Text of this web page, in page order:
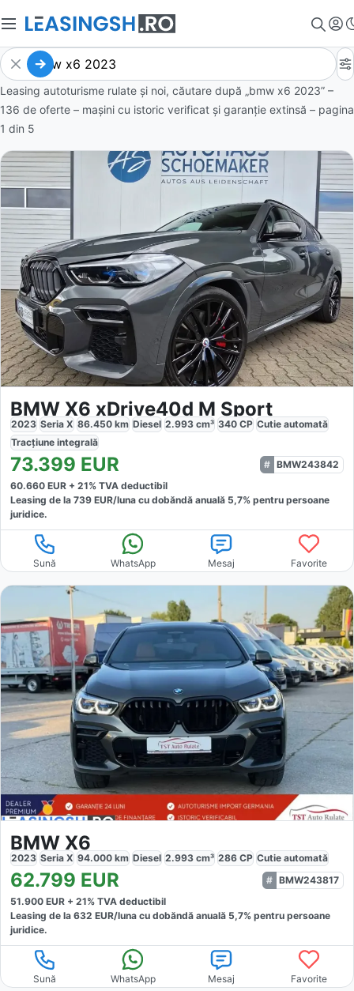
Leasing autoturisme rulate și noi, căutare după „bmw x6 2023” –
136 de oferte – mașini cu istoric verificat și garanție extinsă – pagina
1 din 5
BMW X6 xDrive40d M Sport
2023 Seria X 86.450 km Diesel 2.993 cm³ 340 CP Cutie automată
Tracțiune integrală
73.399 EUR
BMW243842
60.660 EUR + 21% TVA deductibil
Leasing de la 739 EUR/luna cu dobăndă anuală 5,7% pentru persoane
juridice.
Sună WhatsApp Mesaj Favorite
BMW X6
2023 Seria X 94.000 km Diesel 2.993 cm³ 286 CP Cutie automată
62.799 EUR
BMW243817
51.900 EUR + 21% TVA deductibil
Leasing de la 632 EUR/luna cu dobăndă anuală 5,7% pentru persoane
juridice.
Sună WhatsApp Mesaj Favorite